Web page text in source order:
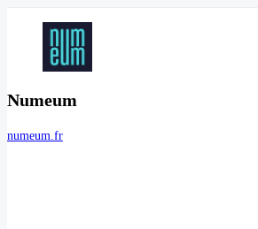
Numeum
numeum.fr